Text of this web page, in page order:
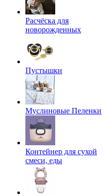
Расчёска для
новорожденных
Пустышки
Муслиновые Пеленки
Контейнер для сухой
смеси, еды